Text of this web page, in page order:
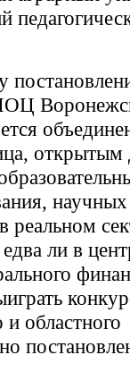
открытым
реальном
ли в
областного